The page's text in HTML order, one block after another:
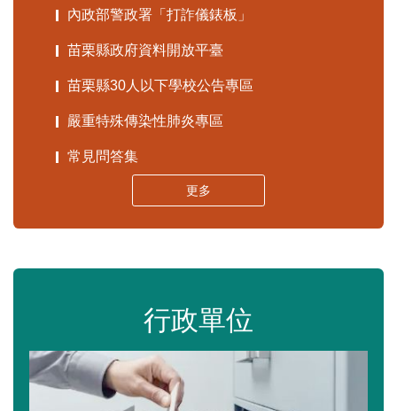
內政部警政署「打詐儀錶板」
苗栗縣政府資料開放平臺
苗栗縣30人以下學校公告專區
嚴重特殊傳染性肺炎專區
常見問答集
更多
行政單位